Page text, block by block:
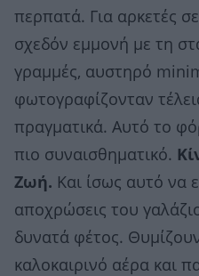
περπατά. Για αρκετές
σχεδόν εμμονή με τη
γραμμές, αυστηρό
φωτογραφίζονταν
πραγματικά. Αυτό το
πιο συναισθηματικό.
Ζωή. Και ίσως αυτό να
αποχρώσεις του
δυνατά φέτος.
καλοκαιρινό αέρα και